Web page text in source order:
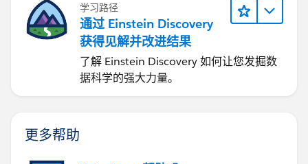
学习路径
通过 Einstein Discovery
获得见解并改进结果
了解 Einstein Discovery 如何让您发掘数
据科学的强大力量。
更多帮助